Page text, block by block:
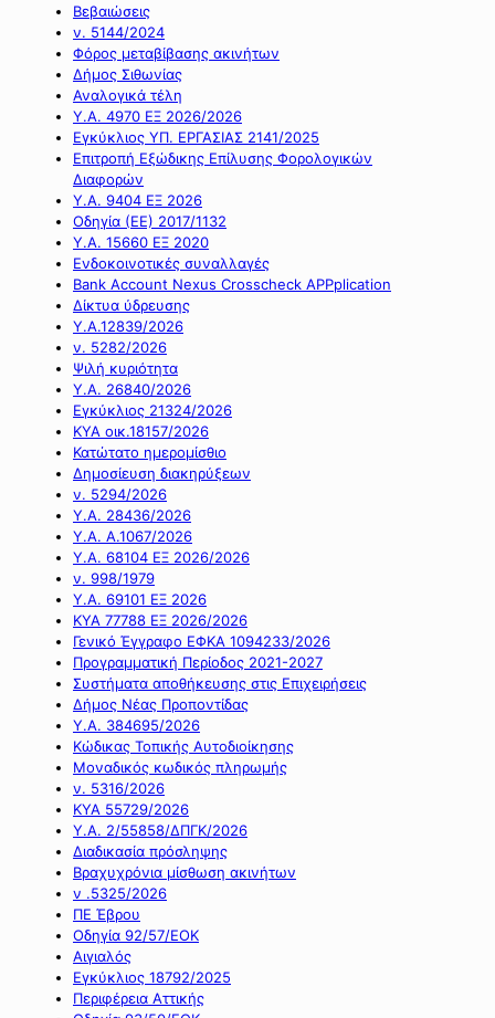
Βεβαιώσεις
ν. 5144/2024
Φόρος μεταβίβασης ακινήτων
Δήμος Σιθωνίας
Αναλογικά τέλη
Υ.Α. 4970 ΕΞ 2026/2026
Εγκύκλιος ΥΠ. ΕΡΓΑΣΙΑΣ 2141/2025
Επιτροπή Εξώδικης Επίλυσης Φορολογικών
Διαφορών
Υ.Α. 9404 ΕΞ 2026
Οδηγία (ΕΕ) 2017/1132
Υ.Α. 15660 ΕΞ 2020
Ενδοκοινοτικές συναλλαγές
Bank Account Nexus Crosscheck APPplication
Δίκτυα ύδρευσης
Υ.Α.12839/2026
ν. 5282/2026
Ψιλή κυριότητα
Υ.Α. 26840/2026
Εγκύκλιος 21324/2026
ΚΥΑ οικ.18157/2026
Κατώτατο ημερομίσθιο
Δημοσίευση διακηρύξεων
ν. 5294/2026
Υ.Α. 28436/2026
Υ.Α. Α.1067/2026
Υ.Α. 68104 ΕΞ 2026/2026
ν. 998/1979
Υ.Α. 69101 ΕΞ 2026
ΚΥΑ 77788 ΕΞ 2026/2026
Γενικό Έγγραφο ΕΦΚΑ 1094233/2026
Προγραμματική Περίοδος 2021-2027
Συστήματα αποθήκευσης στις Επιχειρήσεις
Δήμος Νέας Προποντίδας
Υ.Α. 384695/2026
Κώδικας Τοπικής Αυτοδιοίκησης
Μοναδικός κωδικός πληρωμής
ν. 5316/2026
ΚΥΑ 55729/2026
Υ.Α. 2/55858/ΔΠΓΚ/2026
Διαδικασία πρόσληψης
Βραχυχρόνια μίσθωση ακινήτων
ν .5325/2026
ΠΕ Έβρου
Οδηγία 92/57/ΕΟΚ
Αιγιαλός
Εγκύκλιος 18792/2025
Περιφέρεια Αττικής